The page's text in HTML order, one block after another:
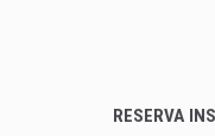
RESERVA